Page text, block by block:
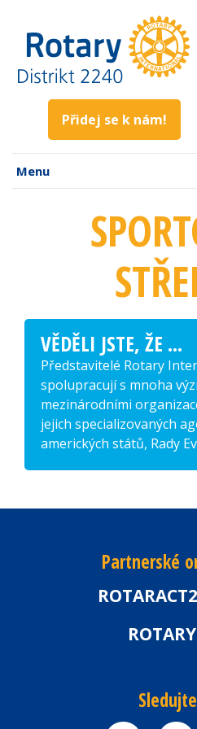
Přidej se k nám!
Menu
VĚDĚLI JSTE, ŽE ...
Představitelé Rotary
spolupracují s mnoha
mezinárodními
jejich specializovaných
amerických států, Rady
Partnerské